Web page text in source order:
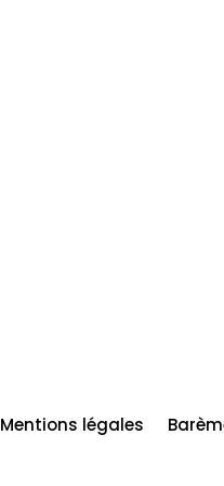
Mentions légales